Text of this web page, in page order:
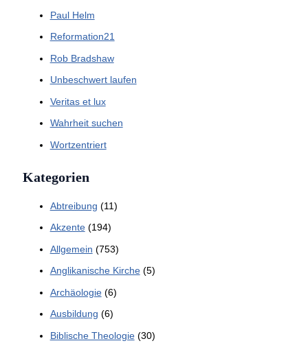
Paul Helm
Reformation21
Rob Bradshaw
Unbeschwert laufen
Veritas et lux
Wahrheit suchen
Wortzentriert
Kategorien
Abtreibung (11)
Akzente(194)
Allgemein (753)
Anglikanische Kirche(5)
Archäologie(6)
Ausbildung (6)
Biblische Theologie(30)